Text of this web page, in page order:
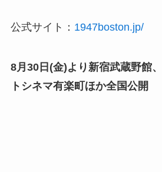
公式サイト： 1947boston.jp/
8月30日(金)より新宿武蔵野館
トシネマ有楽町ほか全国公開